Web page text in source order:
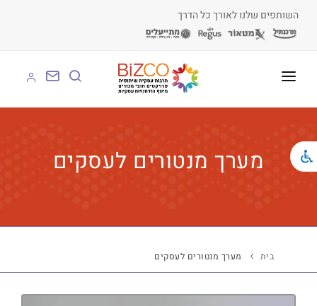
השותפים שלנו לאורך כל הדרך
על BIZCO
BIZCO לעסקים מערך מנטורים לעסקים
בית מערך מנטורים לעסקים